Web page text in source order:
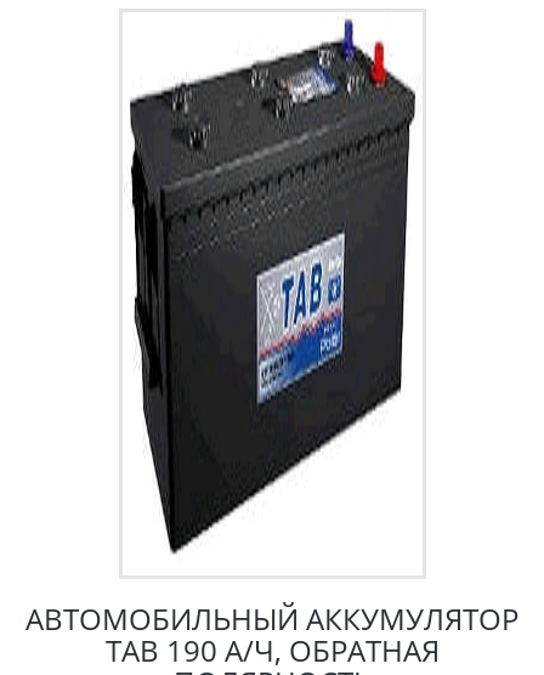
АВТОМОБИЛЬНЫЙ АККУМУЛЯТОР
TAB 190 А/Ч, ОБРАТНАЯ